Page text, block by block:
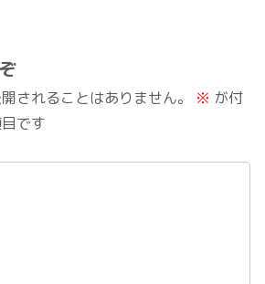
されることはありません。 ※ が付
です